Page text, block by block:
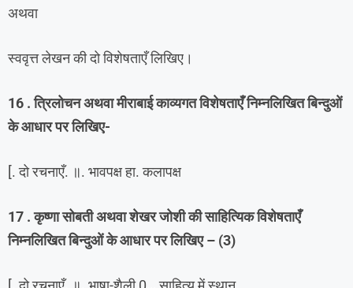
अथवा
स्ववृत्त लेखन की दो विशेषताएँ लिखिए।
16 . त्रिलोचन अथवा मीराबाई काव्यगत विशेषताएँ निम्नलिखित बिन्दुओं
के आधार पर लिखिए-
[. दो रचनाएँ. ॥. भावपक्ष हा. कलापक्ष
17 . कृष्णा सोबती अथवा शेखर जोशी की साहित्यिक विशेषताएँ
निम्नलिखित बिन्दुओं के आधार पर लिखिए – (3)